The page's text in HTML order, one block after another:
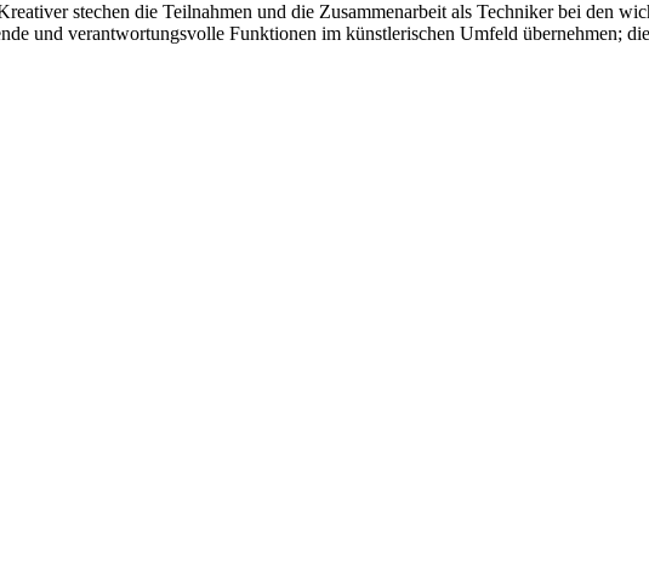
stechen die Teilnahmen und die Zusammenarbeit als Techniker bei den
und verantwortungsvolle Funktionen im künstlerischen Umfeld übernehmen;